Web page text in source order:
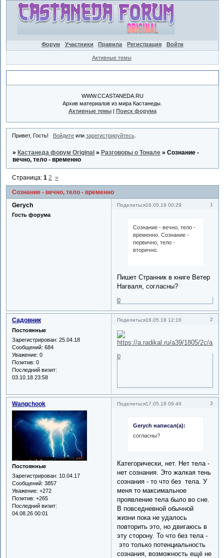
Форум Участники Правила Регистрация Войти
Активные темы
WWW.CCASTANEDA.RU
Архив материалов из мира Кастанеды.
Активные темы| Поиск форума
Привет, Гость! Войдитеили зарегистрируйтесь.
» Кастанеда форум Original » Разговоры о Тонале »Сознание -
вечно, тело - временно
Сознание - вечно, тело - временно
Страница:1 2 »
Поделиться 1
16.05.18 00:29
Gerych
Гость форума
Сознание - вечно, тело -
временно. Сознание -
первично, тело -
вторично.
Пишет Странник в книге Ветер
Нагваля, согласны?
0
Поделиться 2
16.05.18 12:16
Садовник
Постоянные
Зарегистрирован: 25.04.18
Сообщений: 684
Уважение: 0
Позитив: 0
Последний визит:
03.10.18 23:58
0
Поделиться 3
17.05.18 09:46
Wangchook
Постоянные
Зарегистрирован: 10.04.17
Сообщений: 3857
Уважение: +272
Позитив: +265
Последний визит:
04.08.26 00:01
Gerych написал(а):
согласны?
Категорически, нет. Нет тела -
нет сознания. Это жалкая тень
сознания - то что без тела. У
меня то максимальное
проявление тела было во сне.
В повседневной обычной
жизни пока не удалось
повторить это, но двигаюсь в
эту сторону. То что без тела -
это только потенциальность
сознания, возможность ещё не